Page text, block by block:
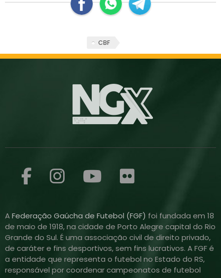
CBF
AFederação Gaúcha de Futebol (FGF) foi fundada em 18
de maio de 1918, na cidade de Porto Alegre capital do Rio
Grande do Sul. É uma associação civil de direito privado,
de caráter e fins desportivos, sem fins lucrativos. A FGF é
a entidade que representa o futebol no Estado do RS,
responsável por coordenar campeonatos de futebol